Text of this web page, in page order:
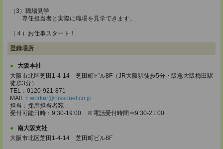
（3）職場見学
専任担当者と実際に職場を見学できます。
（４）お仕事スタート！
登録場所
大阪本社
大阪市北区芝田1-4-14 芝田町ビル8F（JR大阪駅徒歩5分・阪急大阪梅田駅
徒歩3分）
TEL：0120-921-871
MAIL： worker@nissonet.co.jp
担当：採用担当者宛
受付可能日時：9:30-19:00 ※電話受付時間⇒9:30-21:00
南大阪支社
大阪市北区芝田1-4-14 芝田町ビル8F